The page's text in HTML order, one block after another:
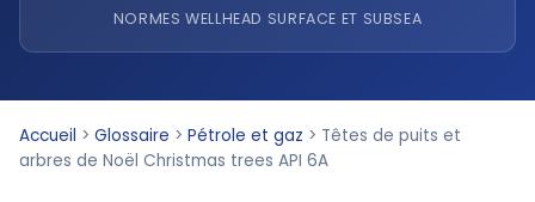
NORMES WELLHEAD SURFACE ET SUBSEA
Accueil > Glossaire > Pétrole et gaz > Têtes de puits et
arbres de Noël Christmas trees API 6A